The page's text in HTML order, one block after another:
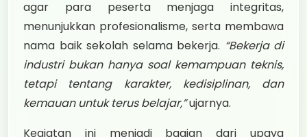
agar para peserta menjaga integritas,
menunjukkan profesionalisme, serta membawa
nama baik sekolah selama bekerja. “Bekerja di
industri bukan hanya soal kemampuan teknis,
tetapi tentang karakter, kedisiplinan, dan
kemauan untuk terus belajar,”ujarnya.
Kegiatan ini menjadi bagian dari upaya